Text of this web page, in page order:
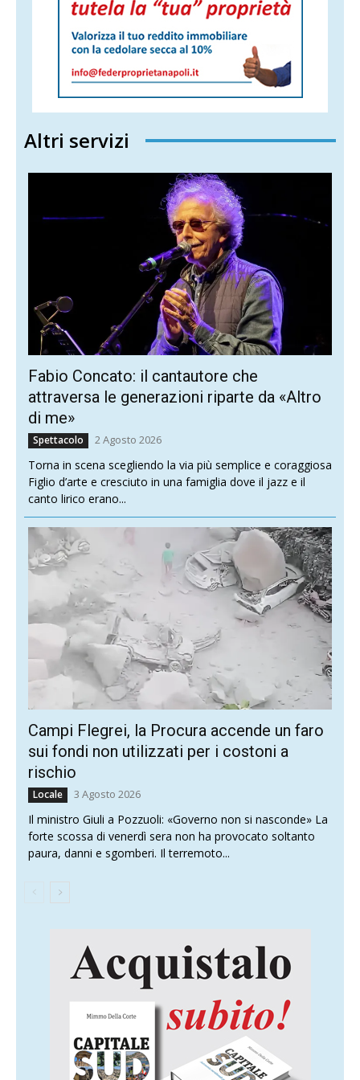
Altri servizi
Fabio Concato: il cantautore che
attraversa le generazioni riparte da «Altro
di me»
Spettacolo 2 Agosto 2026
Torna in scena scegliendo la via più semplice e coraggiosa
Figlio d’arte e cresciuto in una famiglia dove il jazz e il
canto lirico erano...
Campi Flegrei, la Procura accende un faro
sui fondi non utilizzati per i costoni a
rischio
Locale 3 Agosto 2026
Il ministro Giuli a Pozzuoli: «Governo non si nasconde» La
forte scossa di venerdì sera non ha provocato soltanto
paura, danni e sgomberi. Il terremoto...